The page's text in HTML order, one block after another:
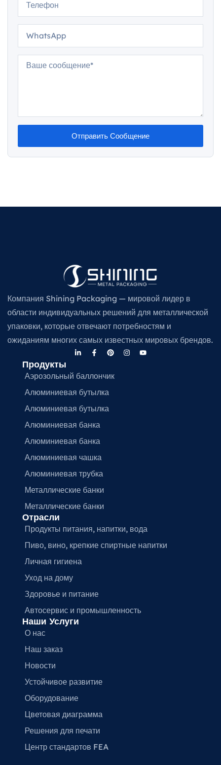
Отправить Сообщение
Компания Shining Packaging — мировой лидер в
области индивидуальных решений для металлической
упаковки, которые отвечают потребностям и
ожиданиям многих самых известных мировых брендов.
Продукты
Аэрозольный баллончик
Алюминиевая бутылка
Алюминиевая бутылка
Алюминиевая банка
Алюминиевая банка
Алюминиевая чашка
Алюминиевая трубка
Металлические банки
Металлические банки
Отрасли
Продукты питания, напитки, вода
Пиво, вино, крепкие спиртные напитки
Личная гигиена
Уход на дому
Здоровье и питание
Автосервис и промышленность
Наши Услуги
О нас
Наш заказ
Новости
Устойчивое развитие
Оборудование
Цветовая диаграмма
Решения для печати
Центр стандартов FEA